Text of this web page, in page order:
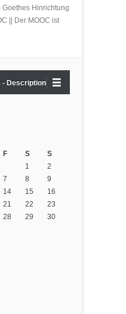
Goethes Hinrichtung
|| Der MOOC ist
- Description
F S S
1
2
7 8
9
14 15
16
21 22
23
28 29
30